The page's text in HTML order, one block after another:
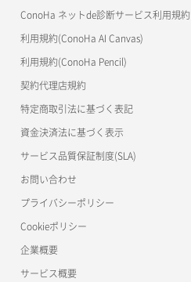
ConoHa ネットde診断サービス利用規約
利用規約(ConoHa AI Canvas)
利用規約(ConoHa Pencil)
契約代理店規約
特定商取引法に基づく表記
資金決済法に基づく表示
サービス品質保証制度(SLA)
お問い合わせ
プライバシーポリシー
Cookieポリシー
企業概要
サービス概要